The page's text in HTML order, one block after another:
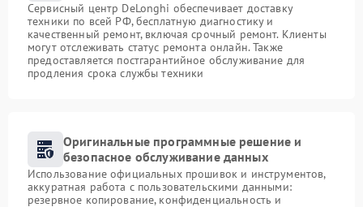
Сервисный центр DeLonghi обеспечивает доставку
техники по всей РФ, бесплатную диагностику и
качественный ремонт, включая срочный ремонт. Клиенты
могут отслеживать статус ремонта онлайн. Также
предоставляется постгарантийное обслуживание для
продления срока службы техники
Оригинальные программные решение и
безопасное обслуживание данных
Использование официальных прошивок и инструментов,
аккуратная работа с пользовательскими данными:
резервное копирование, конфиденциальность и